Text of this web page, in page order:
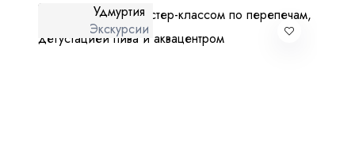
Удмуртия
Экскурсии